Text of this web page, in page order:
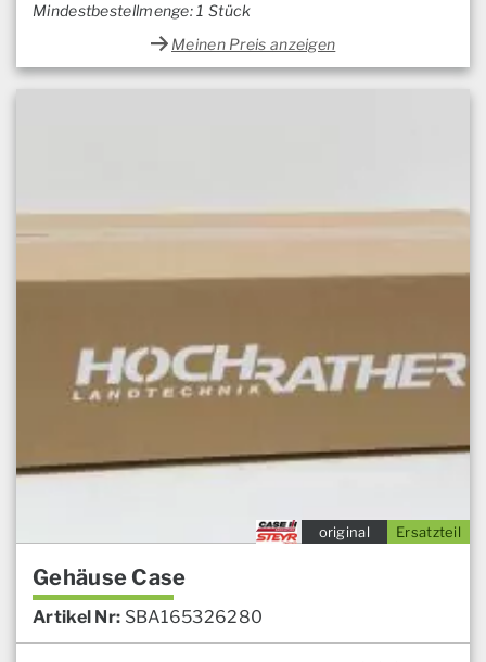
Mindestbestellmenge: 1 Stück
Meinen Preis anzeigen
Ersatzteil
original
Gehäuse Case
Artikel Nr: SBA165326280